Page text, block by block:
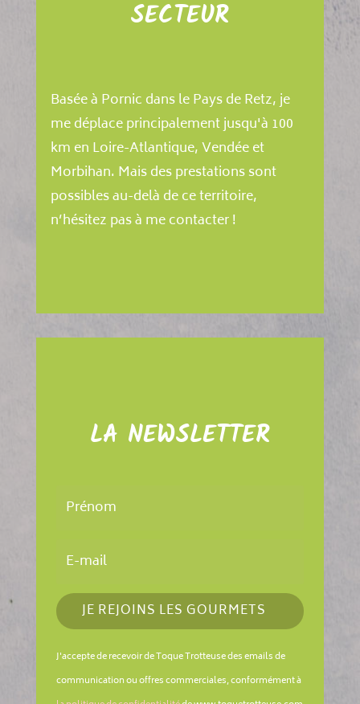
SECTEUR
Basée à Pornic dans le Pays de Retz, je
me déplace principalement jusqu'à 100
km en Loire-Atlantique, Vendée et
Morbihan. Mais des prestations sont
possibles au-delà de ce territoire,
n’hésitez pas à me contacter !
LA NEWSLETTER
JE REJOINS LES GOURMETS
J'accepte de recevoir de Toque Trotteuse des emails de
communication ou offres commerciales, conformément à